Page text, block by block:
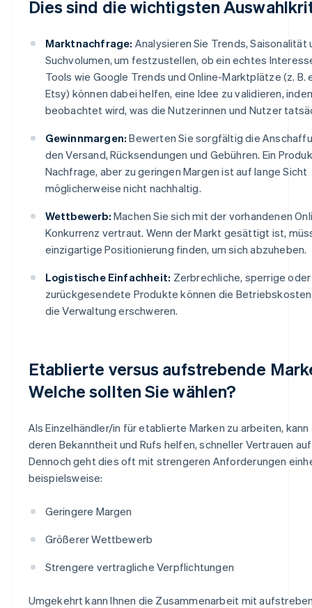
Dies sind die wichtigsten
Marktnachfrage: Analysieren Sie Trends, Saisonalität
Suchvolumen, um festzustellen, ob ein echtes
Tools wie Google Trends und Online-Marktplätze (z. B.
Etsy) können dabei helfen, eine Idee zu validieren,
beobachtet wird, was die Nutzerinnen und Nutzer
Gewinnmargen: Bewerten Sie sorgfältig die
den Versand, Rücksendungen und Gebühren. Ein
Nachfrage, aber zu geringen Margen ist auf lange Sicht
möglicherweise nicht nachhaltig.
Wettbewerb: Machen Sie sich mit der vorhandenen
Konkurrenz vertraut. Wenn der Markt gesättigt ist,
einzigartige Positionierung finden, um sich abzuheben.
Logistische Einfachheit: Zerbrechliche, sperrige
zurückgesendete Produkte können die
die Verwaltung erschweren.
Etablierte versus aufstrebende
Welche sollten Sie wählen?
Als Einzelhändler/in für etablierte Marken zu arbeiten,
deren Bekanntheit und Rufs helfen, schneller Vertrauen
Dennoch geht dies oft mit strengeren Anforderungen
beispielsweise:
Geringere Margen
Größerer Wettbewerb
Strengere vertragliche Verpflichtungen
Umgekehrt kann Ihnen die Zusammenarbeit mit